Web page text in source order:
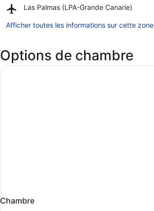
(plage)
de
Agustín
Las Palmas (LPA-Grande Canarie)
Airport,
Palmas
Canarie)
Afficher toutes les informations sur cette zone
Options de chambre
Chambre